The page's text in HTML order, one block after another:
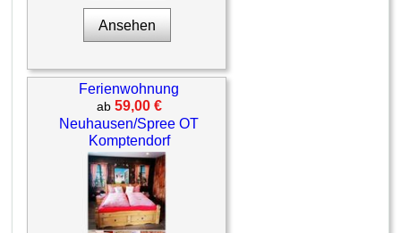
Ansehen
Ferienwohnung
ab 59,00 €
Neuhausen/Spree OT
Komptendorf